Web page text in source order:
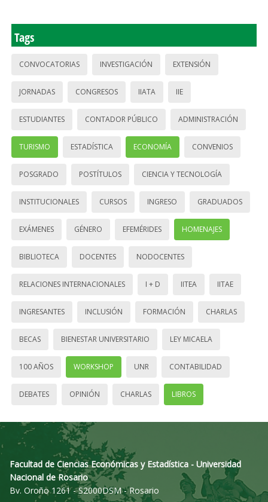
Tags
CONVOCATORIAS INVESTIGACIÓN EXTENSIÓN
JORNADAS CONGRESOS IIATA IIE
ESTUDIANTES CONTADOR PÚBLICO ADMINISTRACIÓN
TURISMO ESTADÍSTICA ECONOMÍA CONVENIOS
POSGRADO POSTÍTULOS CIENCIA Y TECNOLOGÍA
INSTITUCIONALES CURSOS INGRESO GRADUADOS
EXÁMENES GÉNERO EFEMÉRIDES HOMENAJES
BIBLIOTECA DOCENTES NODOCENTES
RELACIONES INTERNACIONALES I + D IITEA IITAE
INGRESANTES INCLUSIÓN FORMACIÓN CHARLAS
BECAS BIENESTAR UNIVERSITARIO LEY MICAELA
100 AÑOS WORKSHOP UNR CONTABILIDAD
DEBATES OPINIÓN CHARLAS LIBROS
Facultad de Ciencias Económicas y Estadística - Universidad
Nacional de Rosario
Bv. Oroño 1261 - S2000DSM - Rosario